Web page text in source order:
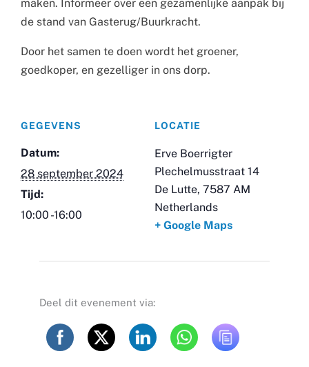
maken. Informeer over een gezamenlijke aanpak bij
de stand van Gasterug/Buurkracht.
Door het samen te doen wordt het groener,
goedkoper, en gezelliger in ons dorp.
GEGEVENS
Datum:
28 september 2024
Tijd:
10:00 -16:00
LOCATIE
Erve Boerrigter
Plechelmusstraat 14
De Lutte, 7587 AM
Netherlands
+ Google Maps
Deel dit evenement via: